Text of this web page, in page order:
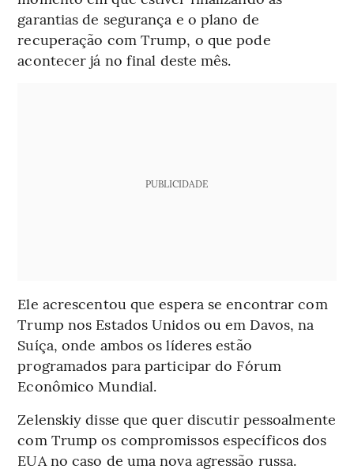
garantias de segurança e o plano de
recuperação com Trump, o que pode
acontecer já no final deste mês.
PUBLICIDADE
Ele acrescentou que espera se encontrar com
Trump nos Estados Unidos ou em Davos, na
Suíça, onde ambos os líderes estão
programados para participar do Fórum
Econômico Mundial.
Zelenskiy disse que quer discutir pessoalmente
com Trump os compromissos específicos dos
EUA no caso de uma nova agressão russa.